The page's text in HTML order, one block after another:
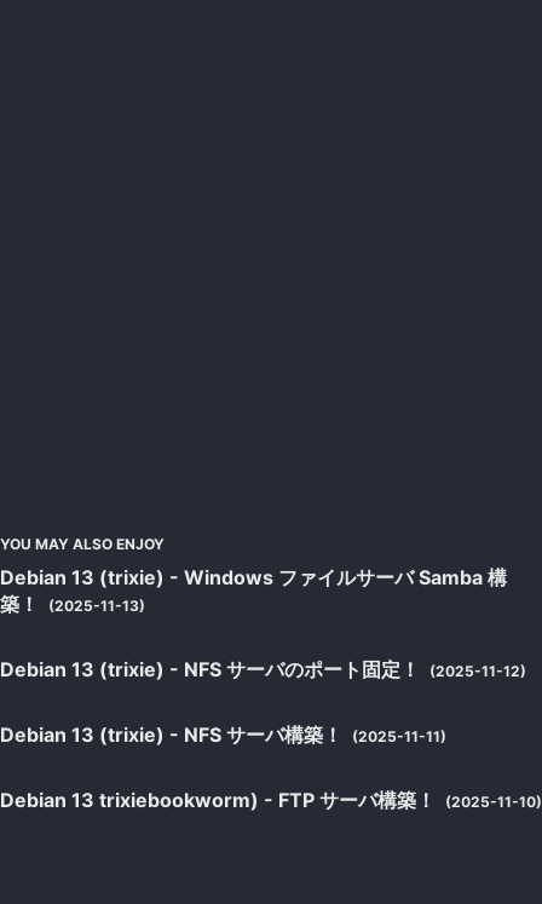
YOU MAY ALSO ENJOY
Debian 13 (trixie) - Windows ファイルサーバ Samba 構
築！
(2025-11-13)
Debian 13 (trixie) - NFS サーバのポート固定！ (2025-11-12)
Debian 13 (trixie) - NFS サーバ構築！ (2025-11-11)
Debian 13 trixiebookworm) - FTP サーバ構築！ (2025-11-10)